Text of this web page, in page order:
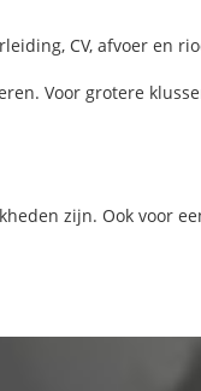
CV, afvoer en
Voor grotere
zijn. Ook voor